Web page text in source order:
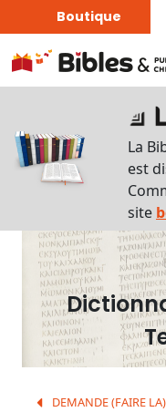
Boutique
La
est
site
DEMANDE (FAIRE LA)
Recherche
Rechercher
par
lettre
Rechercher
par
mot